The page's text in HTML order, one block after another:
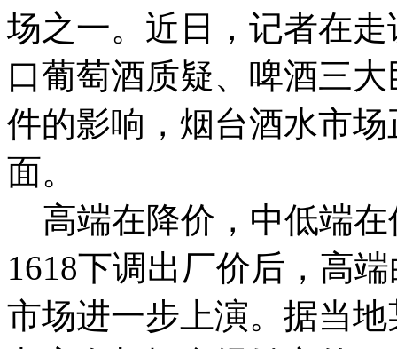
场之一。近日，记者在
口葡萄酒质疑、啤酒三
件的影响，烟台酒水市
面。
高端在降价，中低端在
1618下调出厂价后，高
市场进一步上演。据当